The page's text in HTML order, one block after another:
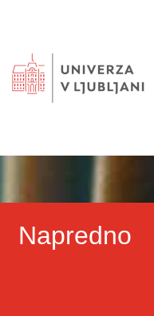
Napredno